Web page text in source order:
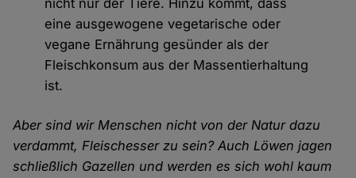
nicht nur der Tiere. Hinzu kommt, dass
eine ausgewogene vegetarische oder
vegane Ernährung gesünder als der
Fleischkonsum aus der Massentierhaltung
ist.
Aber sind wir Menschen nicht von der Natur dazu
verdammt, Fleischesser zu sein? Auch Löwen jagen
schließlich Gazellen und werden es sich wohl kaum